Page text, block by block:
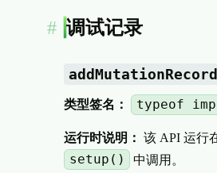
调试记录
类型签名： typeof
运行时说明： 该 API 运行
setup() 中调用。